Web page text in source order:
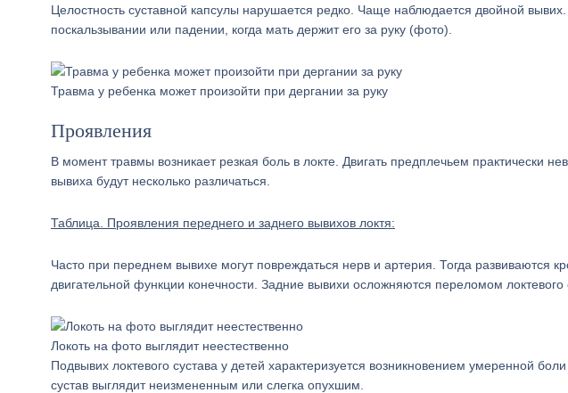
Целостность суставной капсулы нарушается редко. Чаще наблюдается двойной
поскальзывании или падении, когда мать держит его за руку (фото).
Травма у ребенка может произойти при дергании за руку
Проявления
В момент травмы возникает резкая боль в локте. Двигать предплечьем практически
вывиха будут несколько различаться.
Таблица. Проявления переднего и заднего вывихов локтя:
Часто при переднем вывихе могут повреждаться нерв и артерия. Тогда развиваются
двигательной функции конечности. Задние вывихи осложняются переломом локтевого
Локоть на фото выглядит неестественно
Подвывих локтевого сустава у детей характеризуется возникновением умеренной
сустав выглядит неизмененным или слегка опухшим.